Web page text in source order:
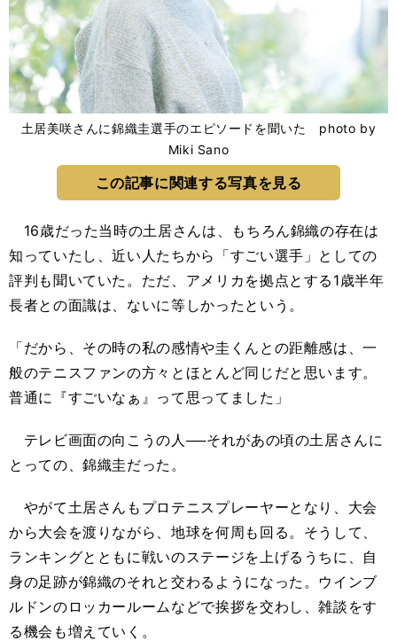
土居美咲さんに錦織圭選手のエピソードを聞いた photo by
Miki Sano
この記事に関連する写真を見る
16歳だった当時の土居さんは、もちろん錦織の存在は
知っていたし、近い人たちから「すごい選手」としての
評判も聞いていた。ただ、アメリカを拠点とする1歳半年
長者との面識は、ないに等しかったという。
「だから、その時の私の感情や圭くんとの距離感は、一
般のテニスファンの方々とほとんど同じだと思います。
普通に『すごいなぁ』って思ってました」
テレビ画面の向こうの人──それがあの頃の土居さんに
とっての、錦織圭だった。
やがて土居さんもプロテニスプレーヤーとなり、大会
から大会を渡りながら、地球を何周も回る。そうして、
ランキングとともに戦いのステージを上げるうちに、自
身の足跡が錦織のそれと交わるようになった。ウインブ
ルドンのロッカールームなどで挨拶を交わし、雑談をす
る機会も増えていく。